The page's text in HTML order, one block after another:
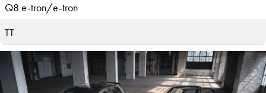
Q8 e-tron/e-tron
TT